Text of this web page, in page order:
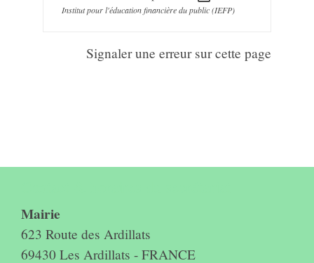
Institut pour l'éducation financière du public (IEFP)
Signaler une erreur sur cette page
Mairie
623 Route des Ardillats
69430 Les Ardillats - FRANCE